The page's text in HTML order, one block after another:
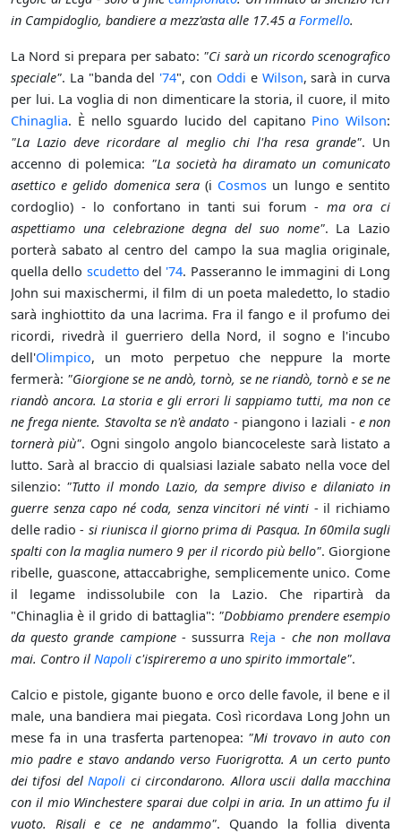
in Campidoglio, bandiere a mezz'asta alle 17.45 a Formello.
La Nord si prepara per sabato: "Ci sarà un ricordo scenografico
speciale". La "banda del '74", con Oddi e Wilson, sarà in curva
per lui. La voglia di non dimenticare la storia, il cuore, il mito
Chinaglia. È nello sguardo lucido del capitano Pino Wilson:
"La Lazio deve ricordare al meglio chi l'ha resa grande". Un
accenno di polemica: "La società ha diramato un comunicato
asettico e gelido domenica sera(i Cosmos un lungo e sentito
cordoglio) - lo confortano in tanti sui forum - ma ora ci
aspettiamo una celebrazione degna del suo nome". La Lazio
porterà sabato al centro del campo la sua maglia originale,
quella dello scudetto del '74. Passeranno le immagini di Long
John sui maxischermi, il film di un poeta maledetto, lo stadio
sarà inghiottito da una lacrima. Fra il fango e il profumo dei
ricordi, rivedrà il guerriero della Nord, il sogno e l'incubo
dell'Olimpico, un moto perpetuo che neppure la morte
fermerà: "Giorgione se ne andò, tornò, se ne riandò, tornò e se ne
riandò ancora. La storia e gli errori li sappiamo tutti, ma non ce
ne frega niente. Stavolta se n'è andato - piangono i laziali - e non
tornerà più". Ogni singolo angolo biancoceleste sarà listato a
lutto. Sarà al braccio di qualsiasi laziale sabato nella voce del
silenzio: "Tutto il mondo Lazio, da sempre diviso e dilaniato in
guerre senza capo né coda, senza vincitori né vinti - il richiamo
delle radio - si riunisca il giorno prima di Pasqua. In 60mila sugli
spalti con la maglia numero 9 per il ricordo più bello". Giorgione
ribelle, guascone, attaccabrighe, semplicemente unico. Come
il legame indissolubile con la Lazio. Che ripartirà da
"Chinaglia è il grido di battaglia": "Dobbiamo prendere esempio
da questo grande campione- sussurra Reja - che non mollava
mai. Contro il Napoli c'ispireremo a uno spirito immortale".
Calcio e pistole, gigante buono e orco delle favole, il bene e il
male, una bandiera mai piegata. Così ricordava Long John un
mese fa in una trasferta partenopea: "Mi trovavo in auto con
mio padre e stavo andando verso Fuorigrotta. A un certo punto
dei tifosi delNapoli ci circondarono. Allora uscii dalla macchina
con il mio Winchestere sparai due colpi in aria. In un attimo fu il
vuoto. Risali e ce ne andammo". Quando la follia diventa